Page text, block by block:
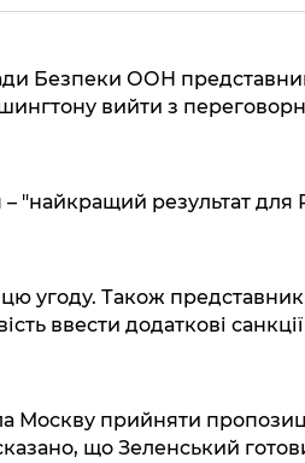
Безпеки ООН
вийти з
результат для
цю угоду. Також
ввести додаткові
Москву прийняти
що Зеленський